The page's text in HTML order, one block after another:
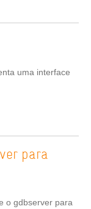
uma interface
para
o gdbserver para